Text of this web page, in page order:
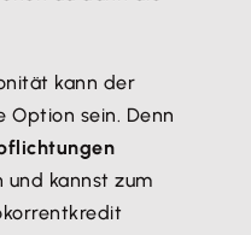
kann der
Option sein. Denn
und kannst zum